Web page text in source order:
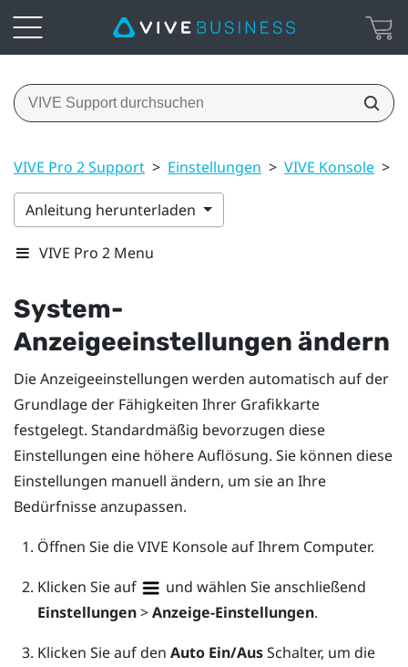
VIVE Pro 2 Support > Einstellungen > VIVE Konsole >
Anleitung herunterladen
VIVE Pro 2 Menu
System-
Anzeigeeinstellungen ändern
Die Anzeigeeinstellungen werden automatisch auf der
Grundlage der Fähigkeiten Ihrer Grafikkarte
festgelegt. Standardmäßig bevorzugen diese
Einstellungen eine höhere Auflösung. Sie können diese
Einstellungen manuell ändern, um sie an Ihre
Bedürfnisse anzupassen.
Öffnen Sie dieVIVE Konsoleauf Ihrem Computer.
Klicken Sie auf
und wählen Sie anschließend
Einstellungen>Anzeige-Einstellungen.
Klicken Sie auf den Auto Ein/AusSchalter, um die